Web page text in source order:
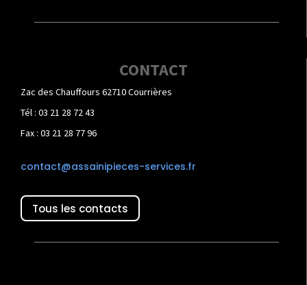
CONTACT
Zac des Chauffours 62710 Courrières
Tél : 03 21 28 72 43
Fax : 03 21 28 77 96
contact@assainipieces-services.fr
Tous les contacts